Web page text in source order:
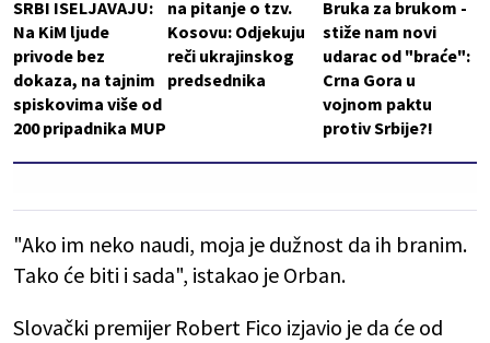
SRBI ISELJAVAJU:
Na KiM ljude
privode bez
dokaza, na tajnim
spiskovima više od
200 pripadnika MUP
na pitanje o tzv.
Kosovu: Odjekuju
reči ukrajinskog
predsednika
Bruka za brukom -
stiže nam novi
udarac od "braće":
Crna Gora u
vojnom paktu
protiv Srbije?!
"Ako im neko naudi, moja je dužnost da ih branim.
Tako će biti i sada", istakao je Orban.
Slovački premijer Robert Fico izjavio je da će od